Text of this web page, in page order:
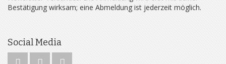
Bestätigung wirksam; eine Abmeldung ist jederzeit möglich.
Social Media